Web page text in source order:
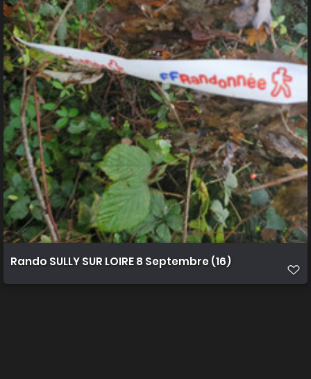
Rando SULLY SUR LOIRE 8 Septembre (16)